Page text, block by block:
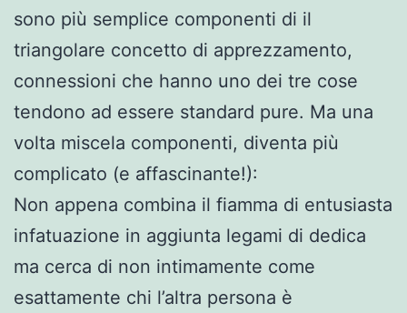
sono più semplice componenti di il
triangolare concetto di apprezzamento,
connessioni che hanno uno dei tre cose
tendono ad essere standard pure. Ma una
volta miscela componenti, diventa più
complicato (e affascinante!):
Non appena combina il fiamma di entusiasta
infatuazione in aggiunta legami di dedica
ma cerca di non intimamente come
esattamente chi l’altra persona è